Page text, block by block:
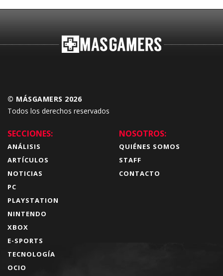
© MÁSGAMERS 2026
Todos los derechos reservados
SECCIONES:
ANÁLISIS
ARTÍCULOS
NOTICIAS
PC
PLAYSTATION
NINTENDO
XBOX
E-SPORTS
TECNOLOGÍA
OCIO
NOSOTROS:
QUIÉNES SOMOS
STAFF
CONTACTO